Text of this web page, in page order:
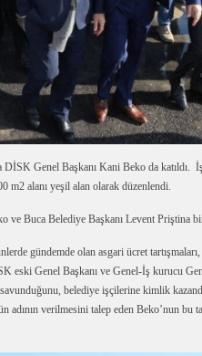
Genel Başkanı Kani Beko da katıldı.
m2 alanı yeşil alan olarak düzenlendi.
ve Buca Belediye Başkanı Levent Priştina
gündemde olan asgari ücret
eski Genel Başkanı ve Genel-İş kurucu
belediye işçilerine kimlik
verilmesini talep eden Beko’nun bu